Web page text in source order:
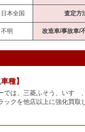
日本全国 査定方
不明 改造車/事故車/
種】
では、三菱ふそう、いす
ックを他店以上に強化買